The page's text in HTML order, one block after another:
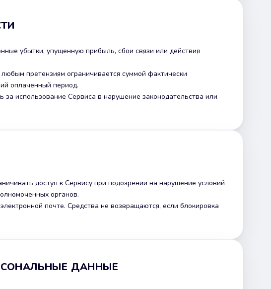
убытки, упущенную прибыль, сбои связи или действия
претензиям ограничивается суммой фактически
оплаченный период.
за использование Сервиса в нарушение законодательства или
доступ к Сервису при подозрении на нарушение условий
органов.
почте. Средства не возвращаются, если блокировка
ДАННЫЕ